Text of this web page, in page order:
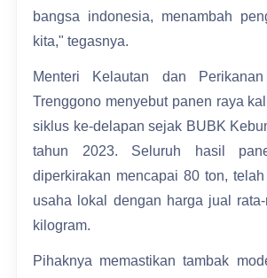
bangsa indonesia, menambah
kita," tegasnya.
Menteri Kelautan dan
Trenggono menyebut panen raya
siklus ke-delapan sejak BUBK
tahun 2023. Seluruh hasil
diperkirakan mencapai 80 ton,
usaha lokal dengan harga jual
kilogram.
Pihaknya memastikan tambak